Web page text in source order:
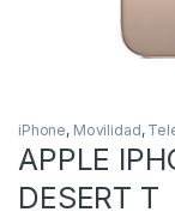
iPhone, Movilidad,
APPLE
DESERT T